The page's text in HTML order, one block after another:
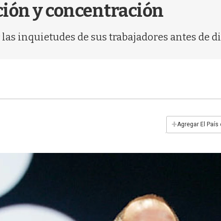
y concentración
inquietudes de sus trabajadores antes de
+Agregar El País